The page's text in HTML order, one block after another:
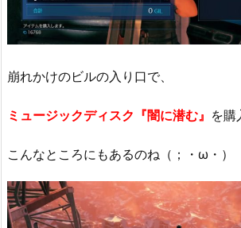
崩れかけのビルの入り口で、
ミュージックディスク『闇に潜む』 を購
こんなところにもあるのね（；・ω・）